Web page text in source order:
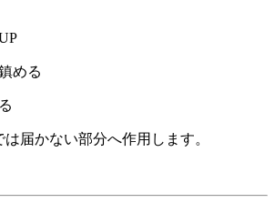
める
届かない部分へ作用します。